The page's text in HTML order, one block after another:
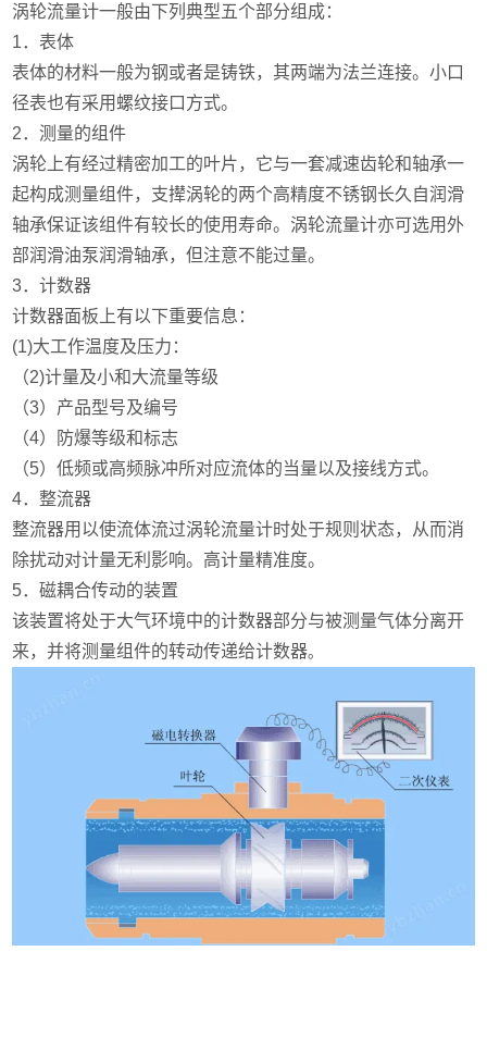
涡轮流量计一般由下列典型五个部分组成：
1．表体
表体的材料一般为钢或者是铸铁，其两端为法兰连接。小口
径表也有采用螺纹接口方式。
2．测量的组件
涡轮上有经过精密加工的叶片，它与一套减速齿轮和轴承一
起构成测量组件，支撵涡轮的两个高精度不锈钢长久自润滑
轴承保证该组件有较长的使用寿命。涡轮流量计亦可选用外
部润滑油泵润滑轴承，但注意不能过量。
3．计数器
计数器面板上有以下重要信息：
(1)大工作温度及压力：
（2)计量及小和大流量等级
（3）产品型号及编号
（4）防爆等级和标志
（5）低频或高频脉冲所对应流体的当量以及接线方式。
4．整流器
整流器用以使流体流过涡轮流量计时处于规则状态，从而消
除扰动对计量无利影响。高计量精准度。
5．磁耦合传动的装置
该装置将处于大气环境中的计数器部分与被测量气体分离开
来，并将测量组件的转动传递给计数器。